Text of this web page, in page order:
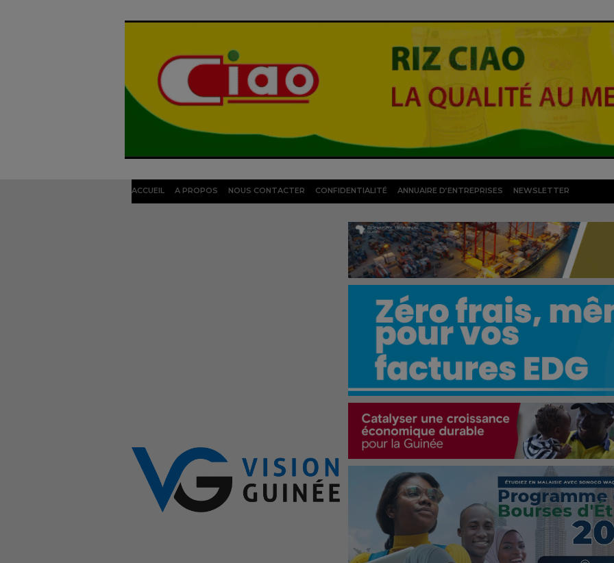
ACCUEIL A PROPOS NOUS CONTACTER CONFIDENTIALITÉ ANNUAIRE D’ENTREPRISES NEWSLETTER